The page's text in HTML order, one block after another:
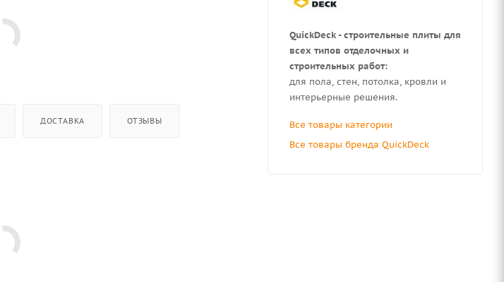
ДОСТАВКА ОТЗЫВЫ
QuickDeck - строительные плиты для
всех типов отделочных и
строительных работ:
для пола, стен, потолка, кровли и
интерьерные решения.
Все товары категории
Все товары бренда QuickDeck